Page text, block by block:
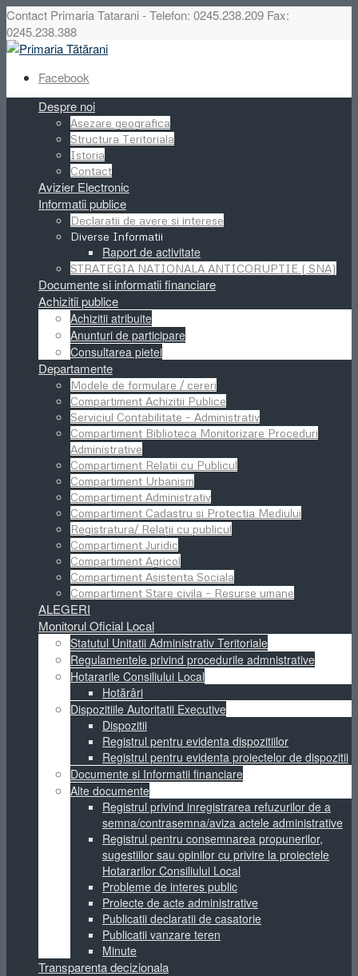
Contact Primaria Tatarani - Telefon: 0245.238.209 Fax:
0245.238.388
Facebook
Despre noi
Asezare geografica
Structura Teritoriala
Istoria
Contact
Avizier Electronic
Informatii publice
Declaratii de avere si interese
Diverse Informatii
Raport de activitate
STRATEGIA NATIONALA ANTICORUPTIE ( SNA)
Documente si informatii financiare
Achizitii publice
Achizitii atribuite
Anunturi de participare
Consultarea pietei
Departamente
Modele de formulare / cereri
Compartiment Achizitii Publice
Serviciul Contabilitate – Administrativ
Compartiment Biblioteca Monitorizare Proceduri
Administrative
Compartiment Relatii cu Publicul
Compartiment Urbanism
Compartiment Administrativ
Compartiment Cadastru si Protectia Mediului
Registratura/ Relații cu publicul
Compartiment Juridic
Compartiment Agricol
Compartiment Asistenta Sociala
Compartiment Stare civila – Resurse umane
ALEGERI
Monitorul Oficial Local
Statutul Unitatii Administrativ Teritoriale
Regulamentele privind procedurile admnistrative
Hotararile Consiliului Local
Hotărâri
Dispozitiile Autoritatii Executive
Dispozitii
Registrul pentru evidenta dispozitiilor
Registrul pentru evidenta proiectelor de dispozitii
Documente si Informatii financiare
Alte documente
Registrul privind inregistrarea refuzurilor de a
semna/contrasemna/aviza actele administrative
Registrul pentru consemnarea propunerilor,
sugestiilor sau opinilor cu privire la proiectele
Hotararilor Consiliului Local
Probleme de interes public
Proiecte de acte administrative
Publicatii declaratii de casatorie
Publicatii vanzare teren
Minute
Transparenta decizionala